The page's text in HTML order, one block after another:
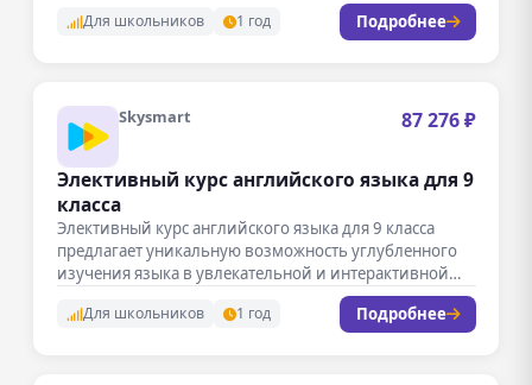
Для школьников 1 год Подробнее
Skysmart 87 276 ₽
Элективный курс английского языка для 9
класса
Элективный курс английского языка для 9 класса
предлагает уникальную возможность углубленного
изучения языка в увлекательной и интерактивной
Для школьников 1 год Подробнее